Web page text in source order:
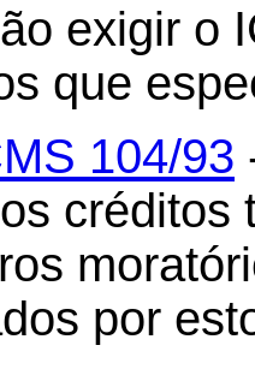
exigir o
que
104/93
créditos
por